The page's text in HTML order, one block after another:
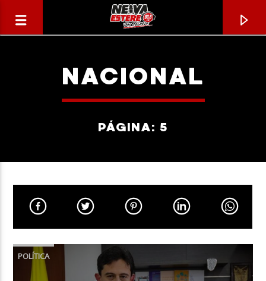
TÍTULO
ARTISTA
NACIONAL
PÁGINA: 5
POLÍTICA